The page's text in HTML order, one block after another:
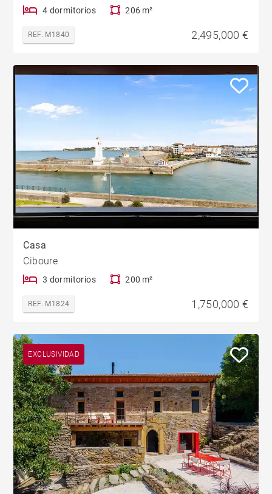
4 dormitorios 206 m²
REF. M1840 2,495,000 €
Casa
Ciboure
3 dormitorios 200 m²
REF. M1824 1,750,000 €
EXCLUSIVIDAD